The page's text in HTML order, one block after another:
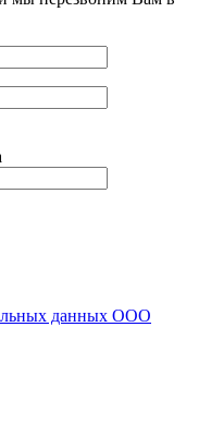
данных ООО